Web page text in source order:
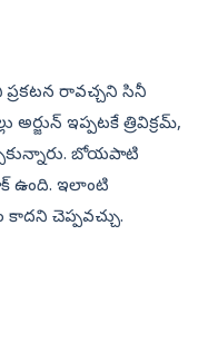
రావచ్చని సినీ
ఇప్పటకే త్రివిక్రమ్‌,
బోయపాటి
ఉంది. ఇలాంటి
చెప్పవచ్చు.